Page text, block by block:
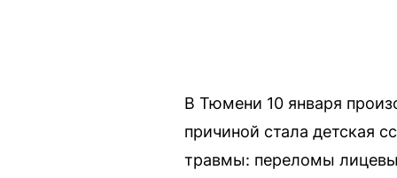
В Тюмени 10 января
причиной стала детская
травмы: переломы